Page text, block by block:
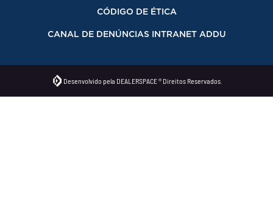
CÓDIGO DE ÉTICA
CANAL DE DENÚNCIAS INTRANET ADDU
Desenvolvido pela DEALERSPACE ® Direitos Reservados.